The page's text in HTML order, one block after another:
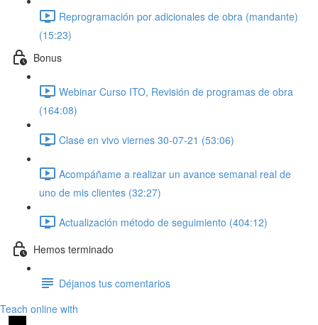
Reprogramación por adicionales de obra (mandante)
(15:23)
Bonus
Webinar Curso ITO, Revisión de programas de obra
(164:08)
Clase en vivo viernes 30-07-21 (53:06)
Acompáñame a realizar un avance semanal real de
uno de mis clientes (32:27)
Actualización método de seguimiento (404:12)
Hemos terminado
Déjanos tus comentarios
Teach online with